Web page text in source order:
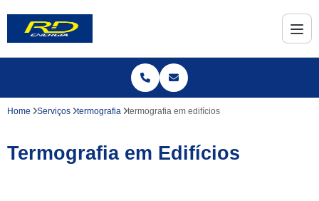
Home Serviços termografia termografia em edifícios
Termografia em Edifícios